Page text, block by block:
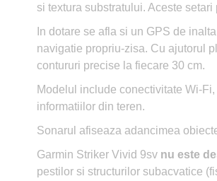
si textura substratului. Aceste
In dotare se afla si un GPS de
navigatie propriu-zisa. Cu ajutorul
contururi precise la fiecare 30 cm.
Modelul include conectivitate Wi-
informatiilor din teren.
Sonarul afiseaza adancimea
Garmin Striker Vivid 9sv nu este
pestilor si structurilor subacvatice